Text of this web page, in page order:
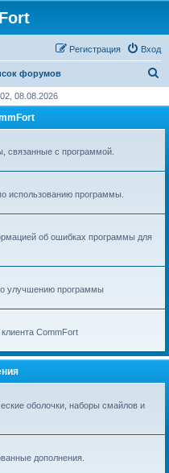
Вход
Регистрация
форумов
с
08.08.2026
связанные с программой.
использованию программы.
об ошибках программы для
улучшению программы
CommFort
оболочки, наборы смайлов и
дополнения.